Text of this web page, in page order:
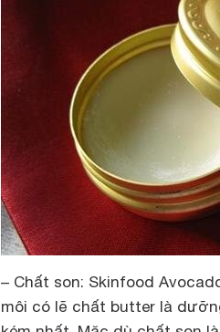
– Chất son: Skinfood
môi có lẽ chất butter là